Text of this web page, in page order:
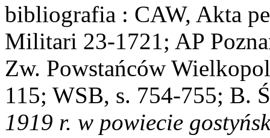
bibliografia : CAW, Akta
Militari 23-1721; AP
Zw. Powstańców
115; WSB, s. 754-755; B.
1919 r. w powiecie